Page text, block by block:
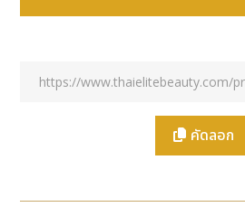
วิศวกรรม
TCR ซึ่งรังสรรค์ขึ้นบนโครงสร้า
ขนาดกะทัดรัด (CMA) ระดับโลก
ขึ้นจากความเชี่ยวชาญด้านมอเตอร์
พิสูจน์แล้ว แพลตฟอร์ม CMA
ทนทานอันยอดเยี่ยมท่ามกลางสภา
คัดลอก